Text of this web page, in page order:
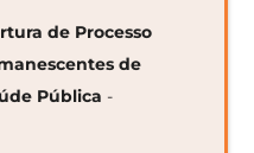
de Processo
de
Pública -